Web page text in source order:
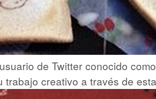
de Twitter conocido
trabajo creativo a través de